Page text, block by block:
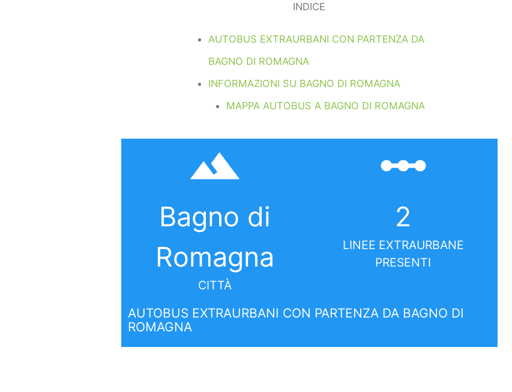
INDICE
AUTOBUS EXTRAURBANI CON PARTENZA DA
BAGNO DI ROMAGNA
INFORMAZIONI SU BAGNO DI ROMAGNA
MAPPA AUTOBUS A BAGNO DI ROMAGNA
filter_hdr
Bagno di
Romagna
CITTÀ
linear_scale
2
LINEE EXTRAURBANE
PRESENTI
AUTOBUS EXTRAURBANI CON PARTENZA DA BAGNO DI
ROMAGNA